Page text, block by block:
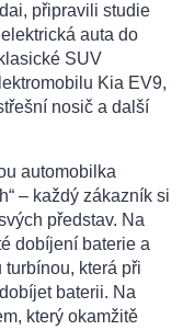
připravili studie
auta do
SUV
Kia EV9,
nosič a další
automobilka
– každý zákazník si
představ. Na
dobíjení baterie a
která při
baterii. Na
který okamžitě